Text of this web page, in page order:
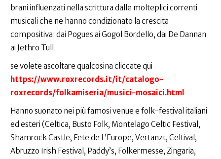
brani influenzati nella scrittura dalle molteplici correnti
musicali che ne hanno condizionato la crescita
compositiva: dai Pogues ai Gogol Bordello, dai De Dannan
ai Jethro Tull.
se volete ascoltare qualcosina cliccate qui
https://www.roxrecords.it/it/catalogo-
roxrecords/folkamiseria/musici-mosaici.html
Hanno suonato nei più famosi venue e folk-festival italiani
ed esteri (Celtica, Busto Folk, Montelago Celtic Festival,
Shamrock Castle, Fete de L’Europe, Vertanzt, Celtival,
Abruzzo Irish Festival, Paddy’s, Folkermesse, Zingaria,